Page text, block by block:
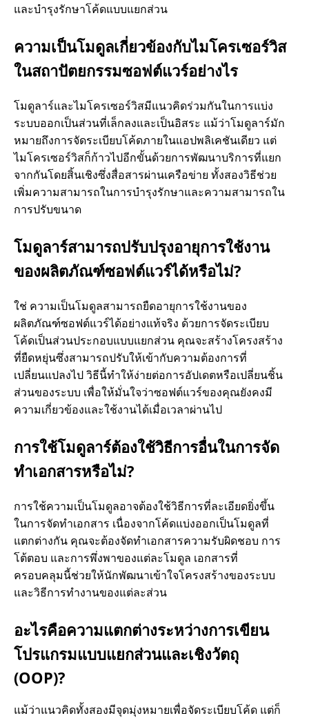
และบํารุงรักษาโค้ดแบบแยกส่วน
ความเป็นโมดูลเกี่ยวข้องกับไมโครเซอร์วิส
ในสถาปัตยกรรมซอฟต์แวร์อย่างไร
โมดูลาร์และไมโครเซอร์วิสมีแนวคิดร่วมกันในการแบ่ง
ระบบออกเป็นส่วนที่เล็กลงและเป็นอิสระ แม้ว่าโมดูลาร์มัก
หมายถึงการจัดระเบียบโค้ดภายในแอปพลิเคชันเดียว แต่
ไมโครเซอร์วิสก็ก้าวไปอีกขั้นด้วยการพัฒนาบริการที่แยก
จากกันโดยสิ้นเชิงซึ่งสื่อสารผ่านเครือข่าย ทั้งสองวิธีช่วย
เพิ่มความสามารถในการบํารุงรักษาและความสามารถใน
การปรับขนาด
โมดูลาร์สามารถปรับปรุงอายุการใช้งาน
ของผลิตภัณฑ์ซอฟต์แวร์ได้หรือไม่?
ใช่ ความเป็นโมดูลสามารถยืดอายุการใช้งานของ
ผลิตภัณฑ์ซอฟต์แวร์ได้อย่างแท้จริง ด้วยการจัดระเบียบ
โค้ดเป็นส่วนประกอบแบบแยกส่วน คุณจะสร้างโครงสร้าง
ที่ยืดหยุ่นซึ่งสามารถปรับให้เข้ากับความต้องการที่
เปลี่ยนแปลงไป วิธีนี้ทําให้ง่ายต่อการอัปเดตหรือเปลี่ยนชิ้น
ส่วนของระบบ เพื่อให้มั่นใจว่าซอฟต์แวร์ของคุณยังคงมี
ความเกี่ยวข้องและใช้งานได้เมื่อเวลาผ่านไป
การใช้โมดูลาร์ต้องใช้วิธีการอื่นในการจัด
ทําเอกสารหรือไม่?
การใช้ความเป็นโมดูลอาจต้องใช้วิธีการที่ละเอียดยิ่งขึ้น
ในการจัดทําเอกสาร เนื่องจากโค้ดแบ่งออกเป็นโมดูลที่
แตกต่างกัน คุณจะต้องจัดทําเอกสารความรับผิดชอบ การ
โต้ตอบ และการพึ่งพาของแต่ละโมดูล เอกสารที่
ครอบคลุมนี้ช่วยให้นักพัฒนาเข้าใจโครงสร้างของระบบ
และวิธีการทํางานของแต่ละส่วน
อะไรคือความแตกต่างระหว่างการเขียน
โปรแกรมแบบแยกส่วนและเชิงวัตถุ
(OOP)?
แม้ว่าแนวคิดทั้งสองมีจุดมุ่งหมายเพื่อจัดระเบียบโค้ด แต่ก็